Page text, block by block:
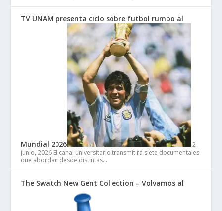
TV UNAM presenta ciclo sobre futbol rumbo al
Mundial 2026
2
junio, 2026 El canal universitario transmitirá siete documentales
que abordan desde distintas…
The Swatch New Gent Collection – Volvamos al